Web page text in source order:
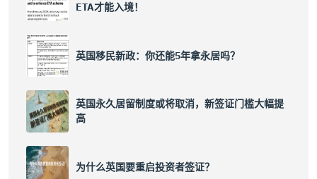
ETA才能入境！
英国移民新政：你还能5年拿永居吗？
英国永久居留制度或将取消，新签证门槛大幅提
高
为什么英国要重启投资者签证？